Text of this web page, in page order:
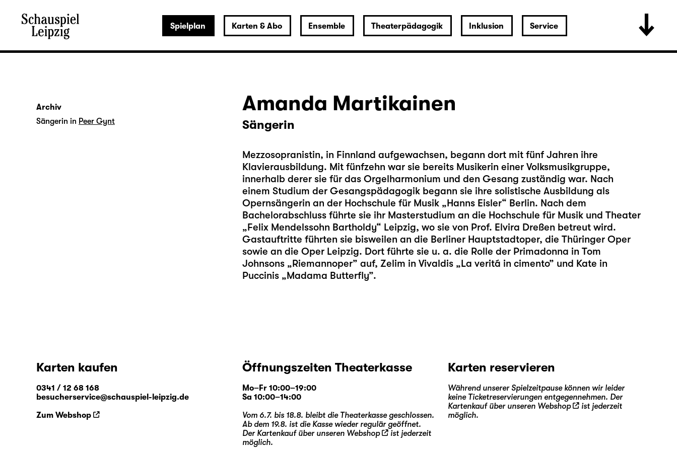
Spielplan Karten & Abo Ensemble Theaterpädagogik Inklusion Service
Amanda Martikainen
Sängerin
Mezzosopranistin, in Finnland aufgewachsen, begann dort mit fünf Jahren ihre
Klavierausbildung. Mit fünfzehn war sie bereits Musikerin einer Volksmusikgruppe,
innerhalb derer sie für das Orgelharmonium und den Gesang zuständig war. Nach
einem Studium der Gesangspädagogik begann sie ihre solistische Ausbildung als
Opernsängerin an der Hochschule für Musik „Hanns Eisler“ Berlin. Nach dem
Bachelorabschluss führte sie ihr Masterstudium an die Hochschule für Musik und Theater
„Felix Mendelssohn Bartholdy“ Leipzig, wo sie von Prof. Elvira Dreßen betreut wird.
Gastauftritte führten sie bisweilen an die Berliner Hauptstadtoper, die Thüringer Oper
sowie an die Oper Leipzig. Dort führte sie u. a. die Rolle der Primadonna in Tom
Johnsons „Riemannoper” auf, Zelim in Vivaldis „La veritá in cimento” und Kate in
Puccinis „Madama Butterfly”.
Archiv
Sängerin in Peer Gynt
Karten kaufen
0341 / 12 68 168
besucherservice@schauspiel-leipzig.de
Zum Webshop
Öffnungszeiten Theaterkasse
Mo–Fr 10:00–19:00
Sa 10:00–14:00
Vom 6.7. bis 18.8. bleibt die Theaterkasse geschlossen.
Ab dem 19.8. ist die Kasse wieder regulär geöffnet.
Der Kartenkauf über unseren Webshop
ist jederzeit
möglich.
Karten reservieren
Während unserer Spielzeitpause können wir leider
keine Ticketreservierungen entgegennehmen. Der
Kartenkauf über unseren Webshop
ist jederzeit
möglich.